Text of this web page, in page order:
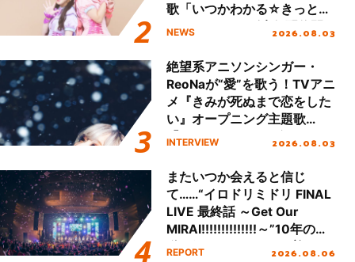
歌「いつかわかる☆きっとあ
える」TVサイズ先行配信開
NEWS 2026.08.03
絶望系アニソンシンガー・
ReoNaが“愛”を歌う！TVアニ
メ『きみが死ぬまで恋をした
い』オープニング主題歌
「Amore」インタビュー
INTERVIEW 2026.08.03
またいつか会えると信じ
て……“イロドリミドリ FINAL
LIVE 最終話 ～Get Our
MIRAI!!!!!!!!!!!!!!～”10年の活
動を経てファイナルを迎える
REPORT 2026.08.06